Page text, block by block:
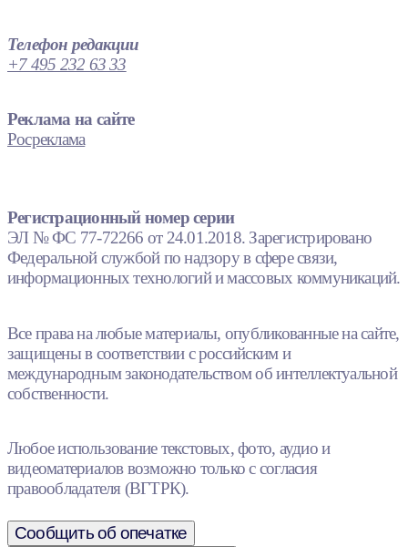
Телефон редакции
+7 495 232 63 33
Реклама на сайте
Росреклама
Регистрационный номер серии
ЭЛ № ФС 77-72266 от 24.01.2018. Зарегистрировано
Федеральной службой по надзору в сфере связи,
информационных технологий и массовых коммуникаций.
Все права на любые материалы, опубликованные на сайте,
защищены в соответствии с российским и
международным законодательством об интеллектуальной
собственности.
Любое использование текстовых, фото, аудио и
видеоматериалов возможно только с согласия
правообладателя (ВГТРК).
Сообщить об опечатке